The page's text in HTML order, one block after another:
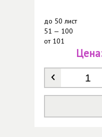
до 50 лист
51 — 100
от101